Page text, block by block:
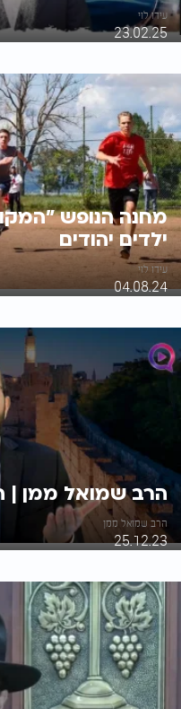
עידו לוי
23.02.25
ילדים יהודים
עידו לוי
04.08.24
הרב שמואל ממן |
הרב שמואל ממן
25.12.23